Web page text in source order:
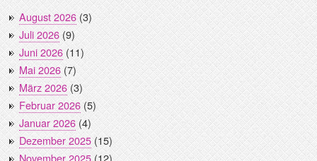
August 2026(3)
Juli 2026(9)
Juni 2026(11)
Mai 2026(7)
März 2026(3)
Februar 2026(5)
Januar 2026(4)
Dezember 2025(15)
November 2025(12)